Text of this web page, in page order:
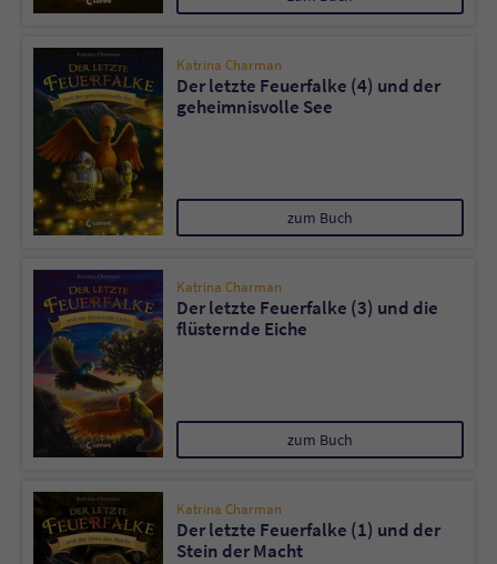
Katrina Charman
Der letzte Feuerfalke (4) und der
geheimnisvolle See
zum Buch
Katrina Charman
Der letzte Feuerfalke (3) und die
flüsternde Eiche
zum Buch
Katrina Charman
Der letzte Feuerfalke (1) und der
Stein der Macht